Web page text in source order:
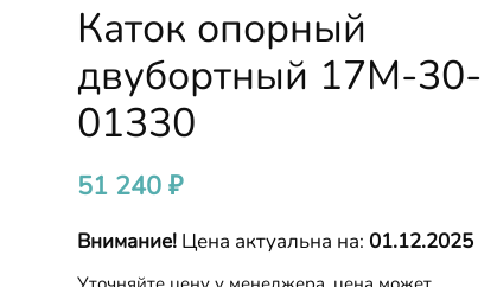
Каток опорный
двубортный 17M-30-
01330
51 240₽
Внимание! Цена актуальна на: 01.12.2025